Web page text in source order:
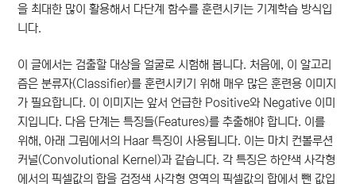
을 최대한 많이 활용해서 다단계 함수를 훈련시키는 기계학습 방식입
니다.
이 글에서는 검출할 대상을 얼굴로 시험해 봅니다. 처음에, 이 알고리
즘은 분류자(Classifier)를 훈련시키기 위해 매우 많은 훈련용 이미지
가 필요합니다. 이 이미지는 앞서 언급한 Positive와 Negative 이미
지입니다. 다음 단계는 특징들(Features)를 추출해야 합니다. 이를
위해, 아래 그림에서의 Haar 특징이 사용됩니다. 이는 마치 컨볼루션
커널(Convolutional Kernel)과 같습니다. 각 특징은 하얀색 사각형
에서의 픽셀값의 합을 검정색 사각형 영역의 픽셀값의 합에서 뺀 값입